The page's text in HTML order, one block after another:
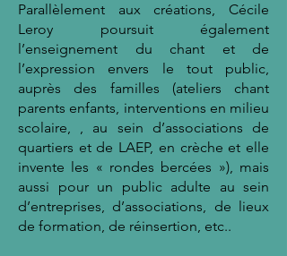
Parallèlement aux créations, Cécile
Leroy poursuit également
l’enseignement du chant et de
l’expression envers le tout public,
auprès des familles (ateliers chant
parents enfants, interventions en milieu
scolaire, , au sein d’associations de
quartiers et de LAEP, en crèche et elle
invente les « rondes bercées »), mais
aussi pour un public adulte au sein
d’entreprises, d’associations, de lieux
de formation, de réinsertion, etc..